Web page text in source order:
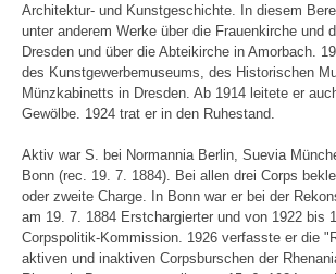
Architektur- und Kunstgeschichte. In diesem
unter anderem Werke über die Frauenkirche und
Dresden und über die Abteikirche in Amorbach.
des Kunstgewerbemuseums, des Historischen
Münzkabinetts in Dresden. Ab 1914 leitete er
Gewölbe. 1924 trat er in den Ruhestand.
Aktiv war S. bei Normannia Berlin, Suevia
Bonn (rec. 19. 7. 1884). Bei allen drei Corps
oder zweite Charge. In Bonn war er bei der
am 19. 7. 1884 Erstchargierter und von 1922 bis
Corpspolitik-Kommission. 1926 verfasste er die
aktiven und inaktiven Corpsburschen der